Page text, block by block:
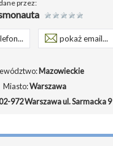
przez:
pokaż email...
Mazowieckie
Miasto:Warszawa
972 Warszawa ul. Sarmacka 9